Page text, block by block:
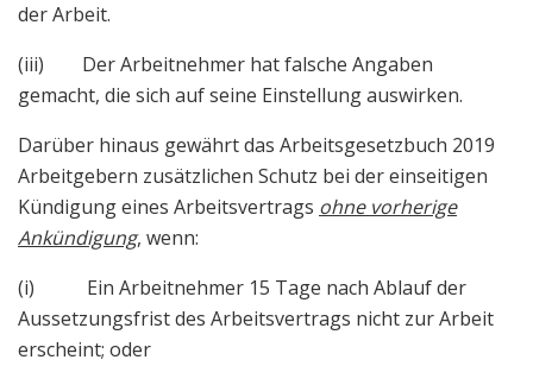
der Arbeit.
(iii) Der Arbeitnehmer hat falsche Angaben
gemacht, die sich auf seine Einstellung auswirken.
Darüber hinaus gewährt das Arbeitsgesetzbuch 2019
Arbeitgebern zusätzlichen Schutz bei der einseitigen
Kündigung eines Arbeitsvertrags ohne vorherige
Ankündigung, wenn:
(i) Ein Arbeitnehmer 15 Tage nach Ablauf der
Aussetzungsfrist des Arbeitsvertrags nicht zur Arbeit
erscheint; oder